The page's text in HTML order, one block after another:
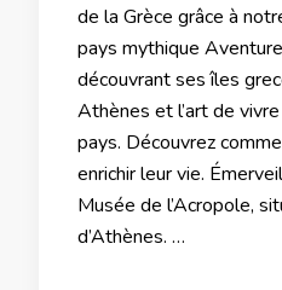
de la Grèce grâce à
pays mythique
découvrant ses îles
Athènes et l’art de
pays. Découvrez
enrichir leur vie.
Musée de l’Acropole,
d’Athènes. …